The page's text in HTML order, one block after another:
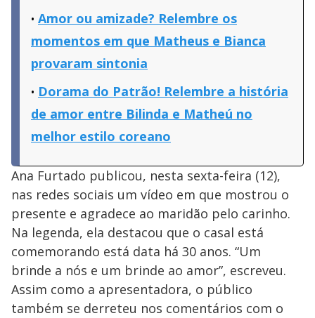
Amor ou amizade? Relembre os
momentos em que Matheus e Bianca
provaram sintonia
Dorama do Patrão! Relembre a história
de amor entre Bilinda e Matheú no
melhor estilo coreano
Ana Furtado publicou, nesta sexta-feira (12),
nas redes sociais um vídeo em que mostrou o
presente e agradece ao maridão pelo carinho.
Na legenda, ela destacou que o casal está
comemorando está data há 30 anos. “Um
brinde a nós e um brinde ao amor”, escreveu.
Assim como a apresentadora, o público
também se derreteu nos comentários com o